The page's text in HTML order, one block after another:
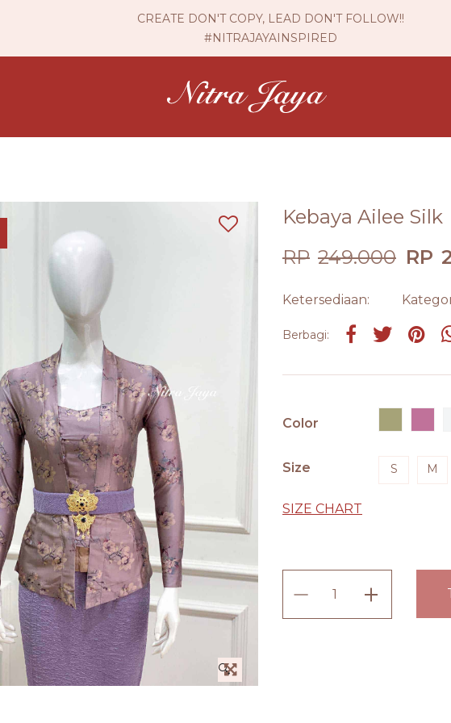
CREATE DON'T COPY, LEAD DON'T FOLLOW!!
#NITRAJAYAINSPIRED
🔍
Kebaya Ailee Silk
RP 249.000 RP
Ketersediaan:
Berbagi: Share onTweetPin
Color
Size S M
SIZE CHART
Kebaya